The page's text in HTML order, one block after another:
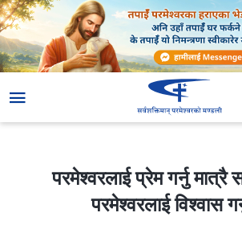
परमेश्‍वरलाई प्रेम गर्नु मात्रै साँचो रूपमा परमेश्‍वरलाई विश्‍वास
परमेश्‍वरलाई प्रेम गर्नु मात्रै
परमेश्‍वरलाई विश्‍वास